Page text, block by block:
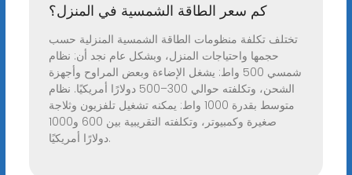
كم سعر الطاقة الشمسية في المنزل؟
تختلف تكلفة منظومات الطاقة الشمسية المنزلية حسب
حجمها واحتياجات المنزل، وبشكل عام نجد أن: نظام
شمسي 500 واط: يشغل الإضاءة وبعض المراوح وأجهزة
الشحن، وتكلفته حوالي 300–500 دولارًا أمريكيًا. نظام
متوسط بقدرة 1000 واط: يمكنه تشغيل تلفزيون وثلاجة
صغيرة وكمبيوتر، وتكلفته التقريبية بين 600 و1000
دولارًا أمريكيًا.